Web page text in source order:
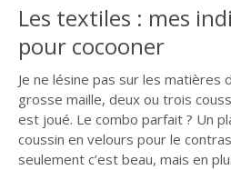
Les textiles : mes
pour cocooner
Je ne lésine pas sur les matières
grosse maille, deux ou trois
est joué. Le combo parfait ? Un
coussin en velours pour le
seulement c’est beau, mais en